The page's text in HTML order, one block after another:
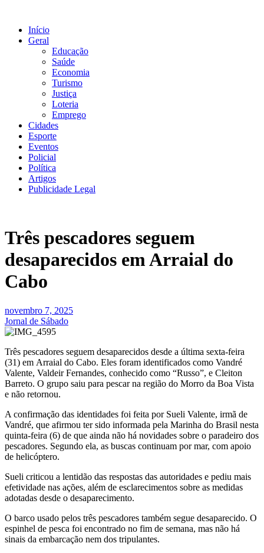
conteúdo
Início
Geral
Educação
Saúde
Economia
Turismo
Justiça
Loteria
Emprego
Cidades
Esporte
Eventos
Policial
Política
Artigos
Publicidade Legal
Três pescadores seguem
desaparecidos em Arraial do
Cabo
novembro 7, 2025
Jornal de Sábado
Três pescadores seguem desaparecidos desde a última sexta-feira
(31) em Arraial do Cabo. Eles foram identificados como Vandré
Valente, Valdeir Fernandes, conhecido como “Russo”, e Cleiton
Barreto. O grupo saiu para pescar na região do Morro da Boa Vista
e não retornou.
A confirmação das identidades foi feita por Sueli Valente, irmã de
Vandré, que afirmou ter sido informada pela Marinha do Brasil nesta
quinta-feira (6) de que ainda não há novidades sobre o paradeiro dos
pescadores. Segundo ela, as buscas continuam por mar, com apoio
de helicóptero.
Sueli criticou a lentidão das respostas das autoridades e pediu mais
efetividade nas ações, além de esclarecimentos sobre as medidas
adotadas desde o desaparecimento.
O barco usado pelos três pescadores também segue desaparecido. O
espinhel de pesca foi encontrado no fim de semana, mas não há
sinais da embarcação nem dos tripulantes.